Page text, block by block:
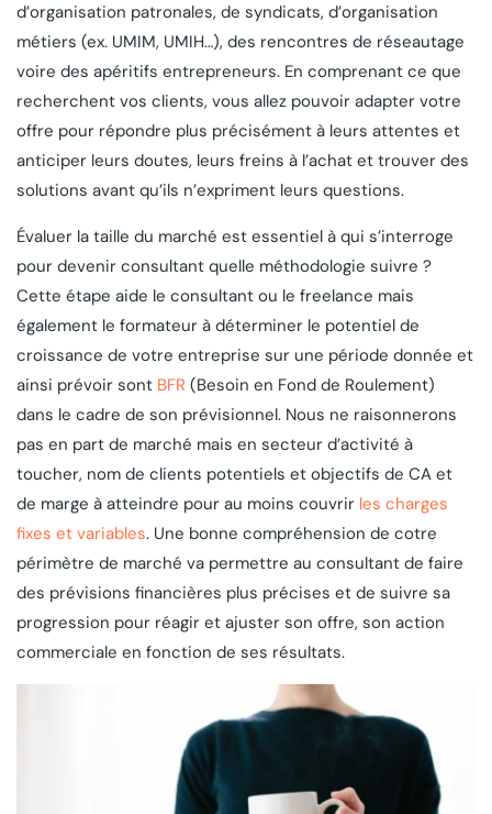
d’organisation patronales, de syndicats, d’organisation
métiers (ex. UMIM, UMIH…), des rencontres de réseautage
voire des apéritifs entrepreneurs. En comprenant ce que
recherchent vos clients, vous allez pouvoir adapter votre
offre pour répondre plus précisément à leurs attentes et
anticiper leurs doutes, leurs freins à l’achat et trouver des
solutions avant qu’ils n’expriment leurs questions.
Évaluer la taille du marché est essentiel à qui s’interroge
pour devenir consultant quelle méthodologie suivre ?
Cette étape aide le consultant ou le freelance mais
également le formateur à déterminer le potentiel de
croissance de votre entreprise sur une période donnée et
ainsi prévoir sont BFR (Besoin en Fond de Roulement)
dans le cadre de son prévisionnel. Nous ne raisonnerons
pas en part de marché mais en secteur d’activité à
toucher, nom de clients potentiels et objectifs de CA et
de marge à atteindre pour au moins couvrir les charges
fixes et variables. Une bonne compréhension de cotre
périmètre de marché va permettre au consultant de faire
des prévisions financières plus précises et de suivre sa
progression pour réagir et ajuster son offre, son action
commerciale en fonction de ses résultats.